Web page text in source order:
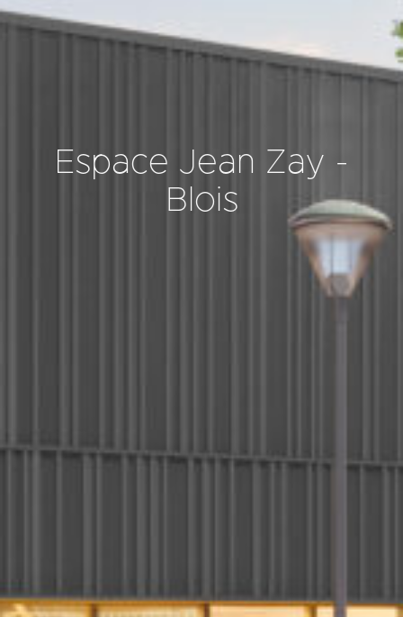
Espace Jean Zay -
Blois